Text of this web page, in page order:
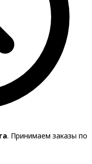
. Принимаем заказы по